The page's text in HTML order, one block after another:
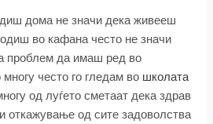
дома не значи дека живееш
во кафана често не значи
проблем да имаш ред во
често го гледам во школата
од луѓето сметаат дека здрав
откажување од сите задоволства